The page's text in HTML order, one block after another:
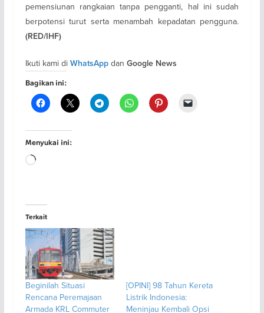
pemensiunan rangkaian tanpa pengganti, hal ini sudah
berpotensi turut serta menambah kepadatan pengguna.
(RED/IHF)
Ikuti kami di WhatsAppdan Google News
Bagikan ini:
Menyukai ini:
Memuat...
Terkait
Beginilah Situasi
Rencana Peremajaan
Armada KRL Commuter
[OPINI] 98 Tahun Kereta
Listrik Indonesia:
Meninjau Kembali Opsi